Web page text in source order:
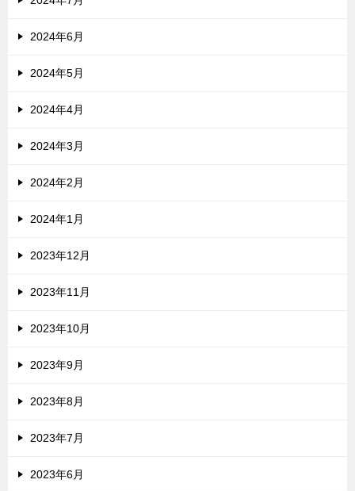
2024年6月
2024年5月
2024年4月
2024年3月
2024年2月
2024年1月
2023年12月
2023年11月
2023年10月
2023年9月
2023年8月
2023年7月
2023年6月